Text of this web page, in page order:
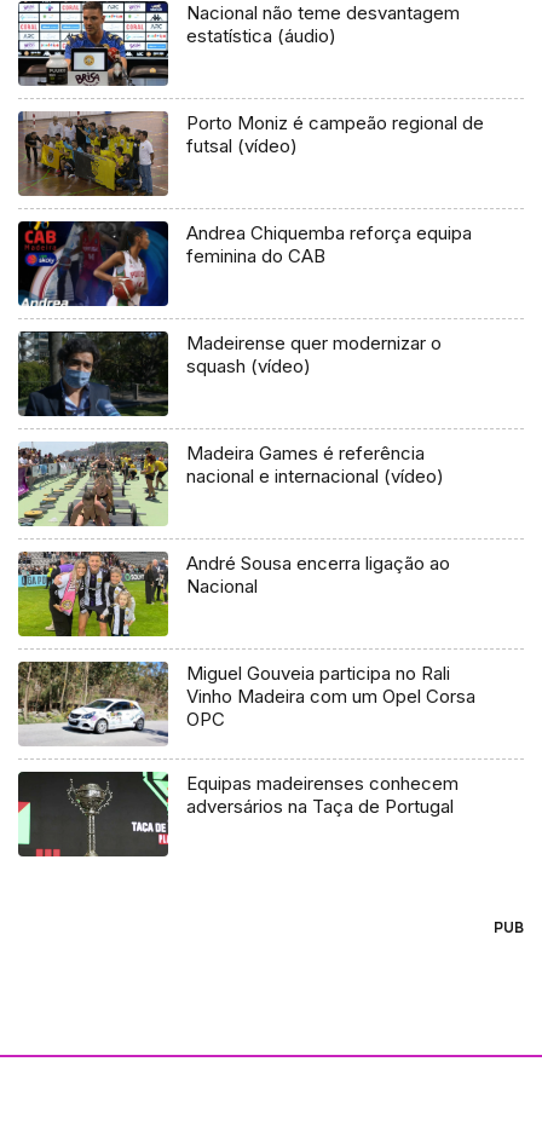
Nacional não teme desvantagem
estatística (áudio)
Porto Moniz é campeão regional de
futsal (vídeo)
Andrea Chiquemba reforça equipa
feminina do CAB
Madeirense quer modernizar o
squash (vídeo)
Madeira Games é referência
nacional e internacional (vídeo)
André Sousa encerra ligação ao
Nacional
Miguel Gouveia participa no Rali
Vinho Madeira com um Opel Corsa
OPC
Equipas madeirenses conhecem
adversários na Taça de Portugal
PUB